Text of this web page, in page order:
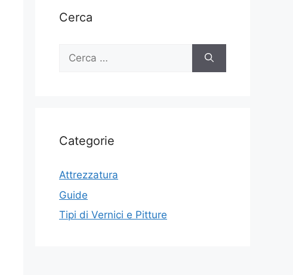
Cerca
Ricerca
Categorie
Attrezzatura
Guide
Tipi di Vernici e Pitture